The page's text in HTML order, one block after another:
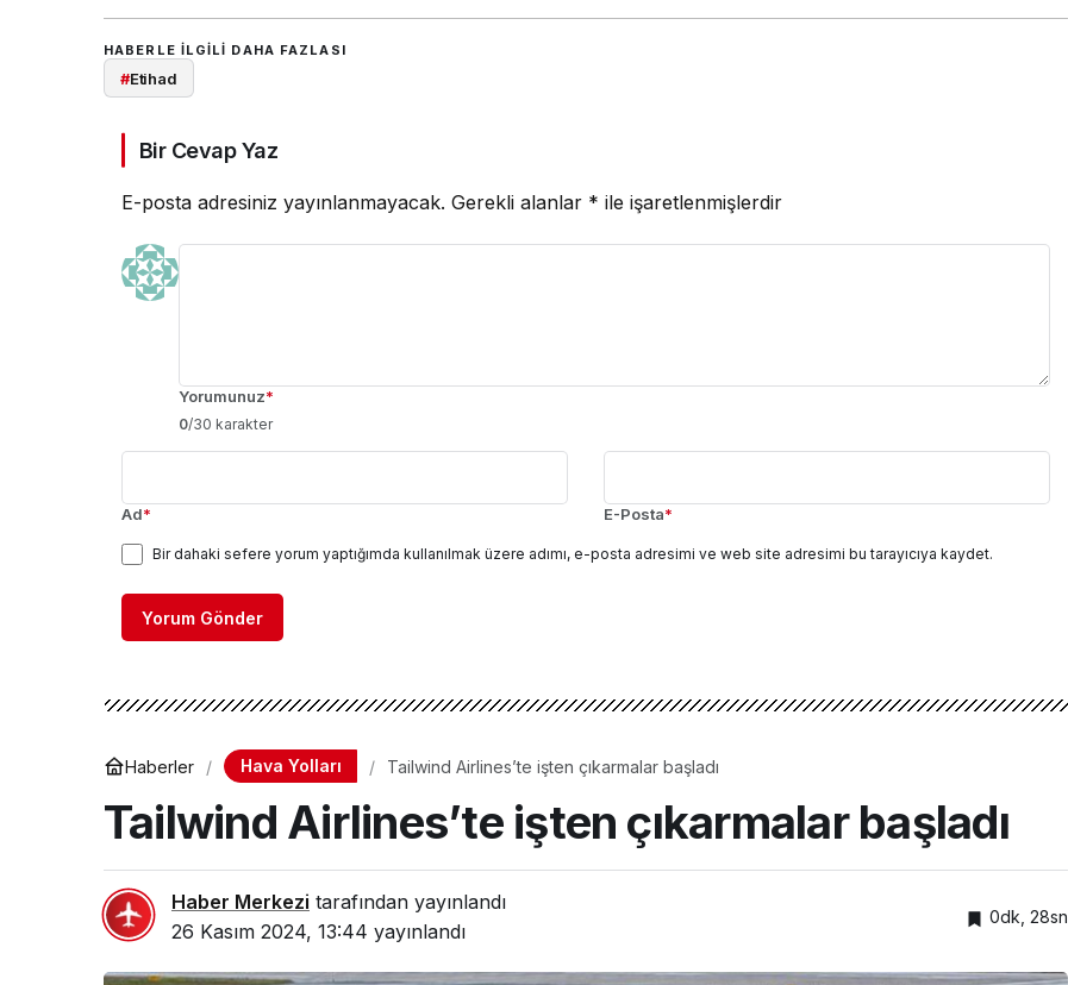
HABERLE ILGILI DAHA FAZLASI
#Etihad
Bir Cevap Yaz
E-posta adresiniz yayınlanmayacak. Gerekli alanlar * ile işaretlenmişlerdir
Yorumunuz*
0/30 karakter
Ad* E-Posta*
Bir dahaki sefere yorum yaptığımda kullanılmak üzere adımı, e-posta adresimi ve web site adresimi bu tarayıcıya kaydet.
Yorum Gönder
Haberler Hava Yolları Tailwind Airlines’te işten çıkarmalar başladı
Tailwind Airlines’te işten çıkarmalar başladı
Haber Merkezi tarafından yayınlandı
26 Kasım 2024, 13:44 yayınlandı
0dk, 28sn